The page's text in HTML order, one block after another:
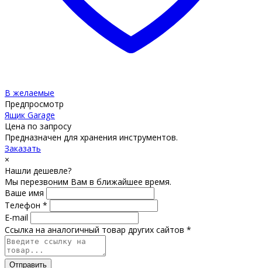
В желаемые
Предпросмотр
Ящик Garage
Цена по запросу
Предназначен для хранения инструментов.
Заказать
×
Нашли дешевле?
Мы перезвоним Вам в ближайшее время.
Ваше имя
Телефон *
E-mail
Ссылка на аналогичный товар других сайтов *
Отправить